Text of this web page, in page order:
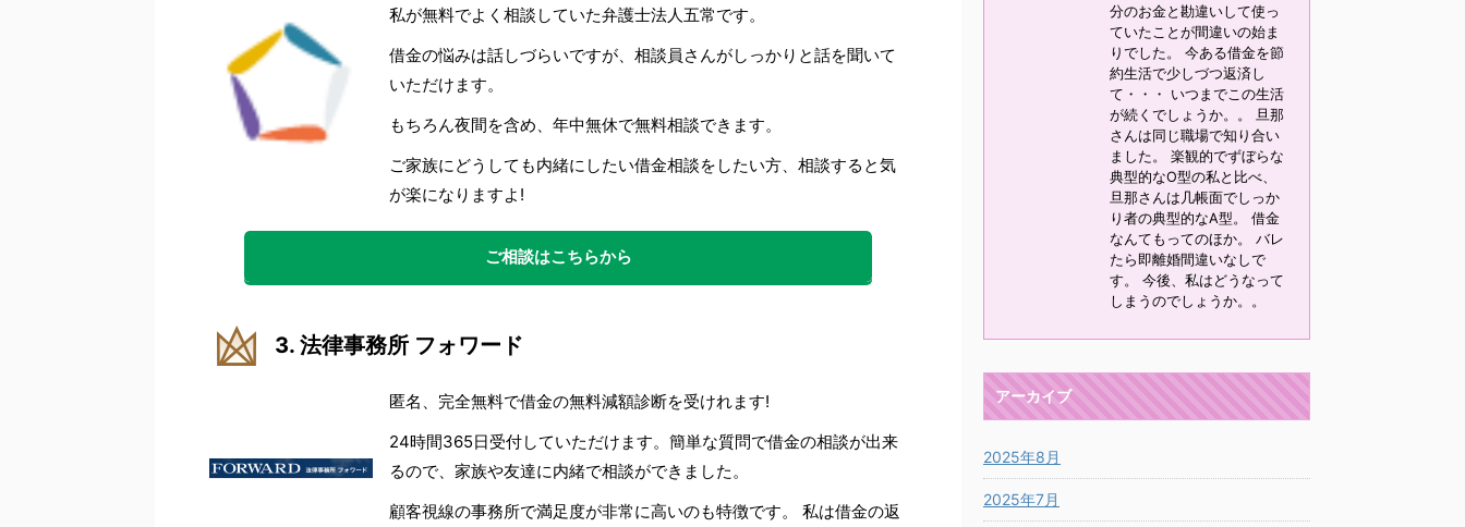
私が無料でよく相談していた弁護士法人五常です。
借金の悩みは話しづらいですが、相談員さんがしっかりと話を聞いて
いただけます。
もちろん夜間を含め、年中無休で無料相談できます。
ご家族にどうしても内緒にしたい借金相談をしたい方、相談すると気
が楽になりますよ!
ご相談はこちらから
3. 法律事務所 フォワード
匿名、完全無料で借金の無料減額診断を受けれます!
24時間365日受付していただけます。簡単な質問で借金の相談が出来
るので、家族や友達に内緒で相談ができました。
顧客視線の事務所で満足度が非常に高いのも特徴です。 私は借金の返
分のお金と勘違いして使っ
ていたことが間違いの始ま
りでした。 今ある借金を節
約生活で少しづつ返済し
て・・・ いつまでこの生活
が続くでしょうか。。 旦那
さんは同じ職場で知り合い
ました。 楽観的でずぼらな
典型的なO型の私と比べ、
旦那さんは几帳面でしっか
り者の典型的なA型。 借金
なんてもってのほか。 バレ
たら即離婚間違いなしで
す。 今後、私はどうなって
しまうのでしょうか。。
アーカイブ
2025年8月
2025年7月